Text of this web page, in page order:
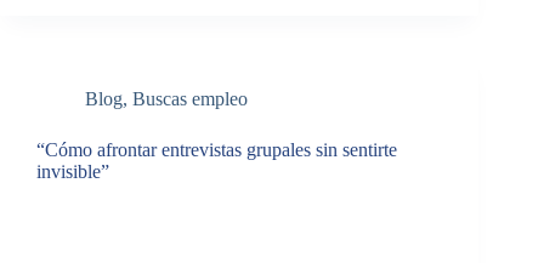
Blog, Buscas empleo
“Cómo afrontar entrevistas grupales sin sentirte
invisible”